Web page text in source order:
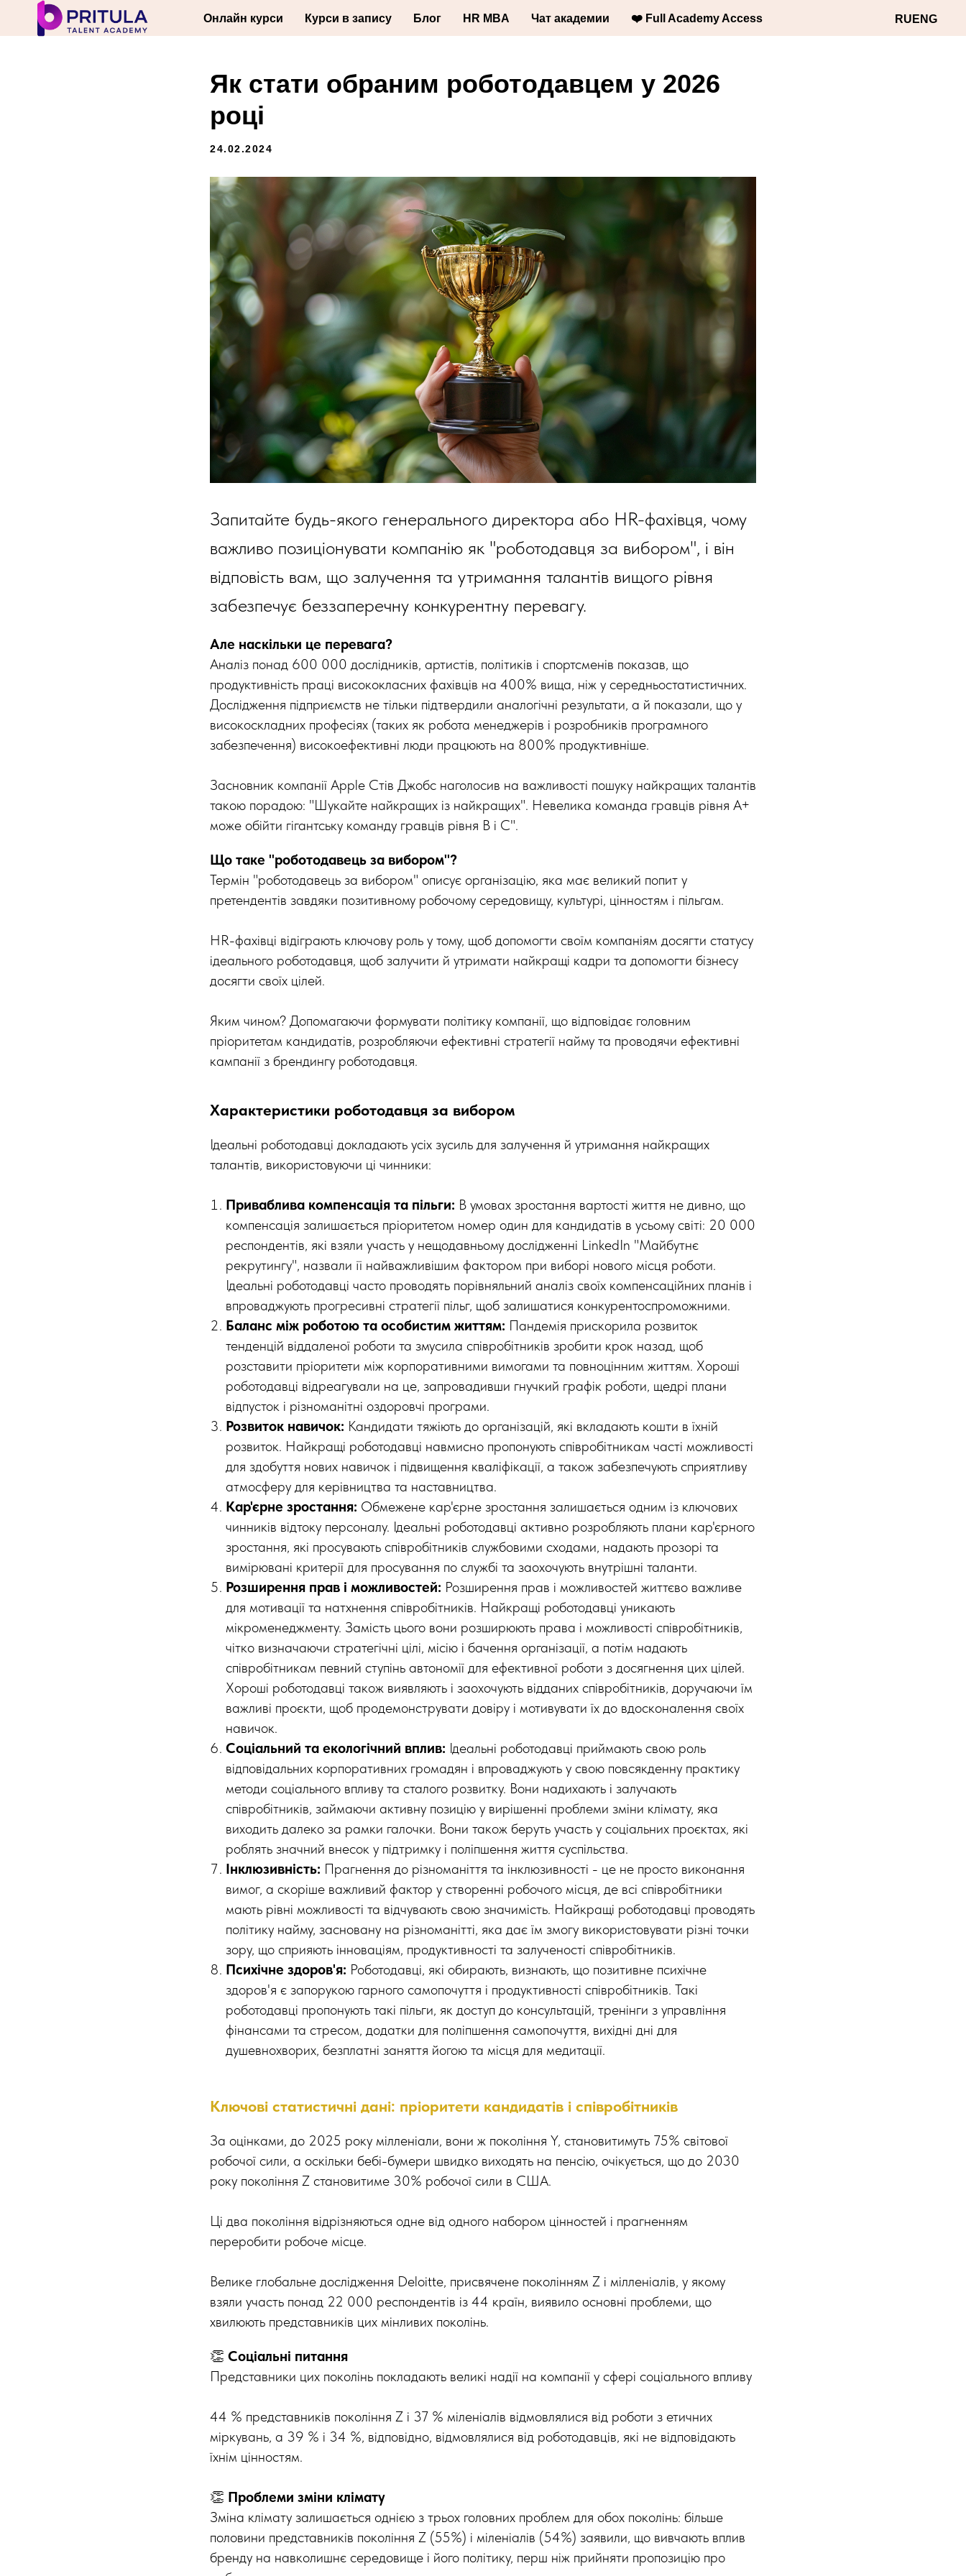
Онлайн курси Курси в запису Блог HR MBA Чат академии ❤️ Full Academy Access RU ENG
Як стати обраним роботодавцем у 2026
році
24.02.2024
Запитайте будь-якого генерального директора або HR-фахівця, чому
важливо позиціонувати компанію як "роботодавця за вибором", і він
відповість вам, що залучення та утримання талантів вищого рівня
забезпечує беззаперечну конкурентну перевагу.
Але наскільки це перевага?
Аналіз понад 600 000 дослідників, артистів, політиків і спортсменів показав, що
продуктивність праці висококласних фахівців на 400% вища, ніж у середньостатистичних.
Дослідження підприємств не тільки підтвердили аналогічні результати, а й показали, що у
високоскладних професіях (таких як робота менеджерів і розробників програмного
забезпечення) високоефективні люди працюють на 800% продуктивніше.
Засновник компанії Apple Стів Джобс наголосив на важливості пошуку найкращих талантів
такою порадою: "Шукайте найкращих із найкращих". Невелика команда гравців рівня А+
може обійти гігантську команду гравців рівня В і С".
Що таке "роботодавець за вибором"?
Термін "роботодавець за вибором" описує організацію, яка має великий попит у
претендентів завдяки позитивному робочому середовищу, культурі, цінностям і пільгам.
HR-фахівці відіграють ключову роль у тому, щоб допомогти своїм компаніям досягти статусу
ідеального роботодавця, щоб залучити й утримати найкращі кадри та допомогти бізнесу
досягти своїх цілей.
Яким чином? Допомагаючи формувати політику компанії, що відповідає головним
пріоритетам кандидатів, розробляючи ефективні стратегії найму та проводячи ефективні
кампанії з брендингу роботодавця.
Характеристики роботодавця за вибором
Ідеальні роботодавці докладають усіх зусиль для залучення й утримання найкращих
талантів, використовуючи ці чинники:
Приваблива компенсація та пільги: В умовах зростання вартості життя не дивно, що
компенсація залишається пріоритетом номер один для кандидатів в усьому світі: 20 000
респондентів, які взяли участь у нещодавньому дослідженні LinkedIn "Майбутнє
рекрутингу", назвали її найважливішим фактором при виборі нового місця роботи.
Ідеальні роботодавці часто проводять порівняльний аналіз своїх компенсаційних планів і
впроваджують прогресивні стратегії пільг, щоб залишатися конкурентоспроможними.
Баланс між роботою та особистим життям: Пандемія прискорила розвиток
тенденцій віддаленої роботи та змусила співробітників зробити крок назад, щоб
розставити пріоритети між корпоративними вимогами та повноцінним життям. Хороші
роботодавці відреагували на це, запровадивши гнучкий графік роботи, щедрі плани
відпусток і різноманітні оздоровчі програми.
Розвиток навичок: Кандидати тяжіють до організацій, які вкладають кошти в їхній
розвиток. Найкращі роботодавці навмисно пропонують співробітникам часті можливості
для здобуття нових навичок і підвищення кваліфікації, а також забезпечують сприятливу
атмосферу для керівництва та наставництва.
Кар'єрне зростання: Обмежене кар'єрне зростання залишається одним із ключових
чинників відтоку персоналу. Ідеальні роботодавці активно розробляють плани кар'єрного
зростання, які просувають співробітників службовими сходами, надають прозорі та
вимірювані критерії для просування по службі та заохочують внутрішні таланти.
Розширення прав і можливостей: Розширення прав і можливостей життєво важливе
для мотивації та натхнення співробітників. Найкращі роботодавці уникають
мікроменеджменту. Замість цього вони розширюють права і можливості співробітників,
чітко визначаючи стратегічні цілі, місію і бачення організації, а потім надають
співробітникам певний ступінь автономії для ефективної роботи з досягнення цих цілей.
Хороші роботодавці також виявляють і заохочують відданих співробітників, доручаючи їм
важливі проєкти, щоб продемонструвати довіру і мотивувати їх до вдосконалення своїх
навичок.
Соціальний та екологічний вплив: Ідеальні роботодавці приймають свою роль
відповідальних корпоративних громадян і впроваджують у свою повсякденну практику
методи соціального впливу та сталого розвитку. Вони надихають і залучають
співробітників, займаючи активну позицію у вирішенні проблеми зміни клімату, яка
виходить далеко за рамки галочки. Вони також беруть участь у соціальних проєктах, які
роблять значний внесок у підтримку і поліпшення життя суспільства.
Інклюзивність: Прагнення до різноманіття та інклюзивності - це не просто виконання
вимог, а скоріше важливий фактор у створенні робочого місця, де всі співробітники
мають рівні можливості та відчувають свою значимість. Найкращі роботодавці проводять
політику найму, засновану на різноманітті, яка дає їм змогу використовувати різні точки
зору, що сприяють інноваціям, продуктивності та залученості співробітників.
Психічне здоров'я: Роботодавці, які обирають, визнають, що позитивне психічне
здоров'я є запорукою гарного самопочуття і продуктивності співробітників. Такі
роботодавці пропонують такі пільги, як доступ до консультацій, тренінги з управління
фінансами та стресом, додатки для поліпшення самопочуття, вихідні дні для
душевнохворих, безплатні заняття йогою та місця для медитації.
Ключові статистичні дані: пріоритети кандидатів і співробітників
За оцінками, до 2025 року мілленіали, вони ж покоління Y, становитимуть 75% світової
робочої сили, а оскільки бебі-бумери швидко виходять на пенсію, очікується, що до 2030
року покоління Z становитиме 30% робочої сили в США.
Ці два покоління відрізняються одне від одного набором цінностей і прагненням
переробити робоче місце.
Велике глобальне дослідження Deloitte, присвячене поколінням Z і мілленіалів, у якому
взяли участь понад 22 000 респондентів із 44 країн, виявило основні проблеми, що
хвилюють представників цих мінливих поколінь.
👏 Соціальні питання
Представники цих поколінь покладають великі надії на компанії у сфері соціального впливу
44 % представників покоління Z і 37 % міленіалів відмовлялися від роботи з етичних
міркувань, а 39 % і 34 %, відповідно, відмовлялися від роботодавців, які не відповідають
їхнім цінностям.
👏 Проблеми зміни клімату
Зміна клімату залишається однією з трьох головних проблем для обох поколінь: більше
половини представників покоління Z (55%) і міленіалів (54%) заявили, що вивчають вплив
бренду на навколишнє середовище і його політику, перш ніж прийняти пропозицію про